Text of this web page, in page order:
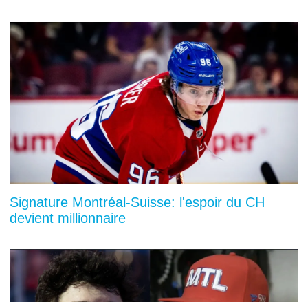
Signature Montréal-Suisse: l'espoir du CH
devient millionnaire